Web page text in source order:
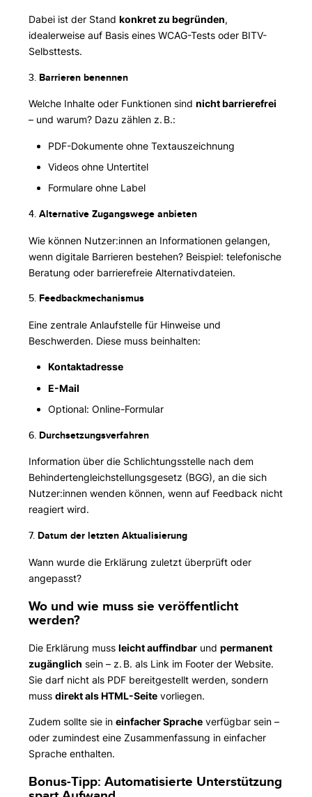
Dabei ist der Standkonkret zu begründen,
idealerweise auf Basis eines WCAG-Tests oder BITV-
Selbsttests.
3. Barrieren benennen
Welche Inhalte oder Funktionen sindnicht barrierefrei
– und warum? Dazu zählen z. B.:
PDF-Dokumente ohne Textauszeichnung
Videos ohne Untertitel
Formulare ohne Label
4.Alternative Zugangswege anbieten
Wie können Nutzer:innen an Informationen gelangen,
wenn digitale Barrieren bestehen? Beispiel: telefonische
Beratung oder barrierefreie Alternativdateien.
5. Feedbackmechanismus
Eine zentrale Anlaufstelle für Hinweise und
Beschwerden. Diese muss beinhalten:
Kontaktadresse
E-Mail
Optional: Online-Formular
6. Durchsetzungsverfahren
Information über die Schlichtungsstelle nach dem
Behindertengleichstellungsgesetz (BGG), an die sich
Nutzer:innen wenden können, wenn auf Feedback nicht
reagiert wird.
7. Datum der letzten Aktualisierung
Wann wurde die Erklärung zuletzt überprüft oder
angepasst?
Wo und wie muss sie veröffentlicht
werden?
Die Erklärung mussleicht auffindbar undpermanent
zugänglich sein – z. B. als Link im Footer der Website.
Sie darf nicht als PDF bereitgestellt werden, sondern
mussdirekt als HTML-Seite vorliegen.
Zudem sollte sie ineinfacher Sprache verfügbar sein –
oder zumindest eine Zusammenfassung in einfacher
Sprache enthalten.
Bonus-Tipp: Automatisierte Unterstützung